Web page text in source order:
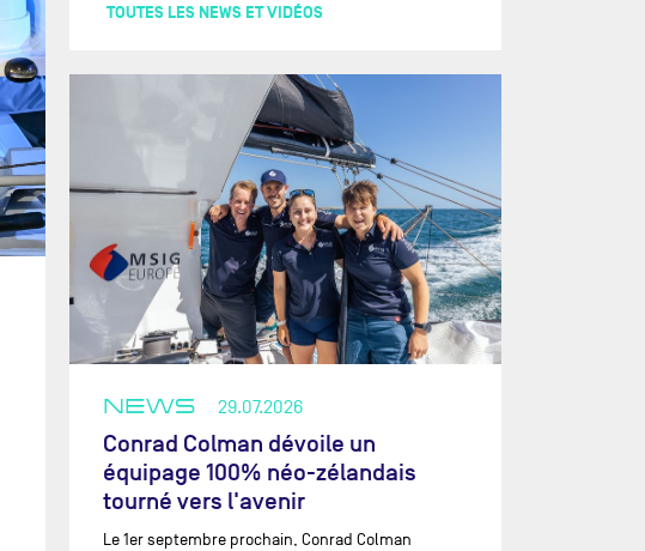
TOUTES LES NEWS ET VIDÉOS
NEWS 29.07.2026
Conrad Colman dévoile un
équipage 100% néo-zélandais
tourné vers l'avenir
Le 1er septembre prochain, Conrad Colman